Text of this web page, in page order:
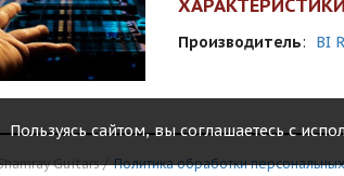
ХАРАКТЕРИСТИКИ
Производитель: BI
Guitars /Политика обработки
Пользуясь сайтом, вы соглашаетесь с